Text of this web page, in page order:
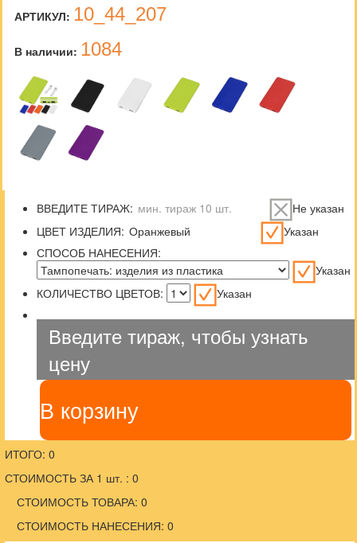
АРТИКУЛ: 10_44_207
В наличии: 1084
ВВЕДИТЕ ТИРАЖ:
Не указан
ЦВЕТ ИЗДЕЛИЯ:
Указан
СПОСОБ НАНЕСЕНИЯ:
Указан
КОЛИЧЕСТВО ЦВЕТОВ:
Указан
Введите тираж, чтобы узнать
цену
В корзину
ИТОГО: 0
СТОИМОСТЬ ЗА 1 шт. : 0
СТОИМОСТЬ ТОВАРА: 0
СТОИМОСТЬ НАНЕСЕНИЯ: 0